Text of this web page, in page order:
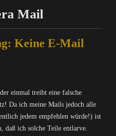
Mail
Keine E-Mail
einmal treibt eine falsche
Da ich meine Mails jedoch alle
jedem empfehlen würde!) ist
daß ich solche Teile entlarve.